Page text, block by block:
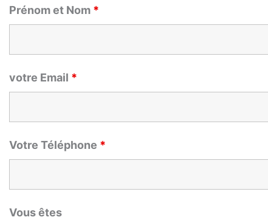
Prénom et Nom *
votre Email *
Votre Téléphone *
Vous êtes